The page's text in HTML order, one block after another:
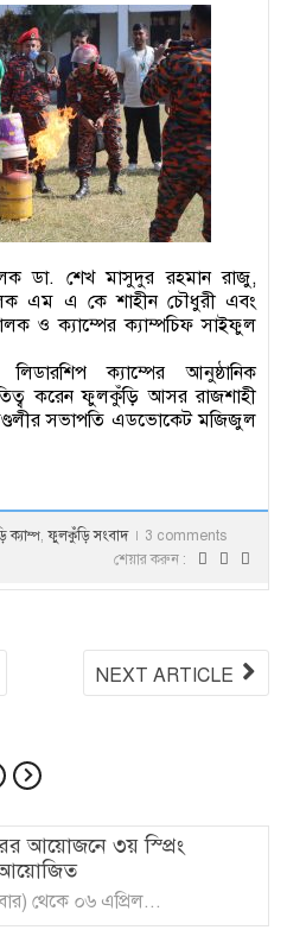
ডা. শেখ মাসুদুর রহমান রাজু,
এম এ কে শাহীন চৌধুরী এবং
ও ক্যাম্পের ক্যাম্পচিফ সাইফুল
ক্যাম্পের আনুষ্ঠানিক
করেন ফুলকুঁড়ি আসর রাজশাহী
সভাপতি এডভোকেট মজিজুল
ক্যাম্প, ফুলকুঁড়ি সংবাদ
3 comments
শেয়ার করুন :
NEXT ARTICLE
আয়োজনে ৩য় স্প্রিং
থেকে ০৬ এপ্রিল...